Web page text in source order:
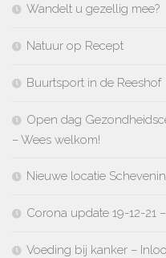
Wandelt u gezellig mee?
Natuur op Recept
Buurtsport in de Reeshof
Open dag
– Wees welkom!
Nieuwe locatie
Corona update 19-12-21
Voeding bij kanker –